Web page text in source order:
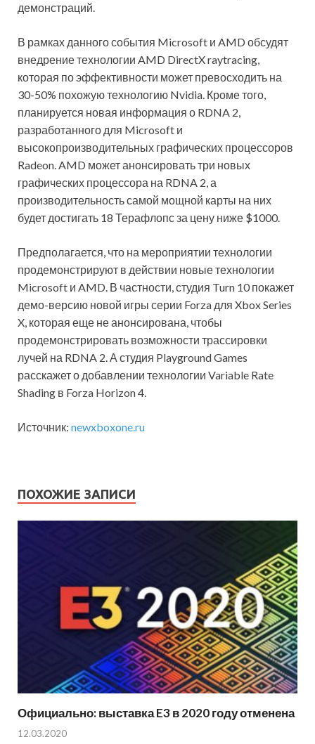
демонстраций.
В рамках данного события Microsoft и AMD обсудят
внедрение технологии AMD DirectX raytracing,
которая по эффективности может превосходить на
30-50% похожую технологию Nvidia. Кроме того,
планируется новая информация о RDNA 2,
разработанного для Microsoft и
высокопроизводительных графических процессоров
Radeon. AMD может анонсировать три новых
графических процессора на RDNA 2, а
производительность самой мощной карты на них
будет достигать 18 Терафлопс за цену ниже $1000.
Предполагается, что на мероприятии технологии
продемонстрируют в действии новые технологии
Microsoft и AMD. В частности, студия Turn 10 покажет
демо-версию новой игры серии Forza для Xbox Series
X, которая еще не анонсирована, чтобы
продемонстрировать возможности трассировки
лучей на RDNA 2. А студия Playground Games
расскажет о добавлении технологии Variable Rate
Shading в Forza Horizon 4.
Источник: newxboxone.ru
ПОХОЖИЕ ЗАПИСИ
Официально: выставка E3 в 2020 году отменена
12.03.2020